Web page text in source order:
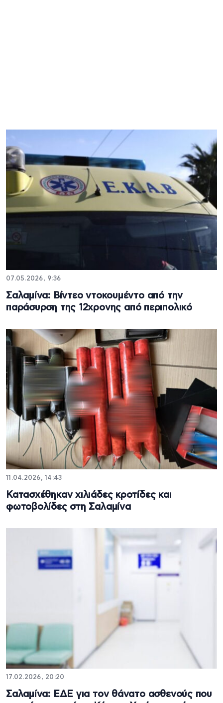
07.05.2026, 9:36
Σαλαμίνα: Βίντεο ντοκουμέντο από την
παράσυρση της 12χρονης από περιπολικό
11.04.2026, 14:43
Κατασχέθηκαν χιλιάδες κροτίδες και
φωτοβολίδες στη Σαλαμίνα
17.02.2026, 20:20
Σαλαμίνα: ΕΔΕ για τον θάνατο ασθενούς που